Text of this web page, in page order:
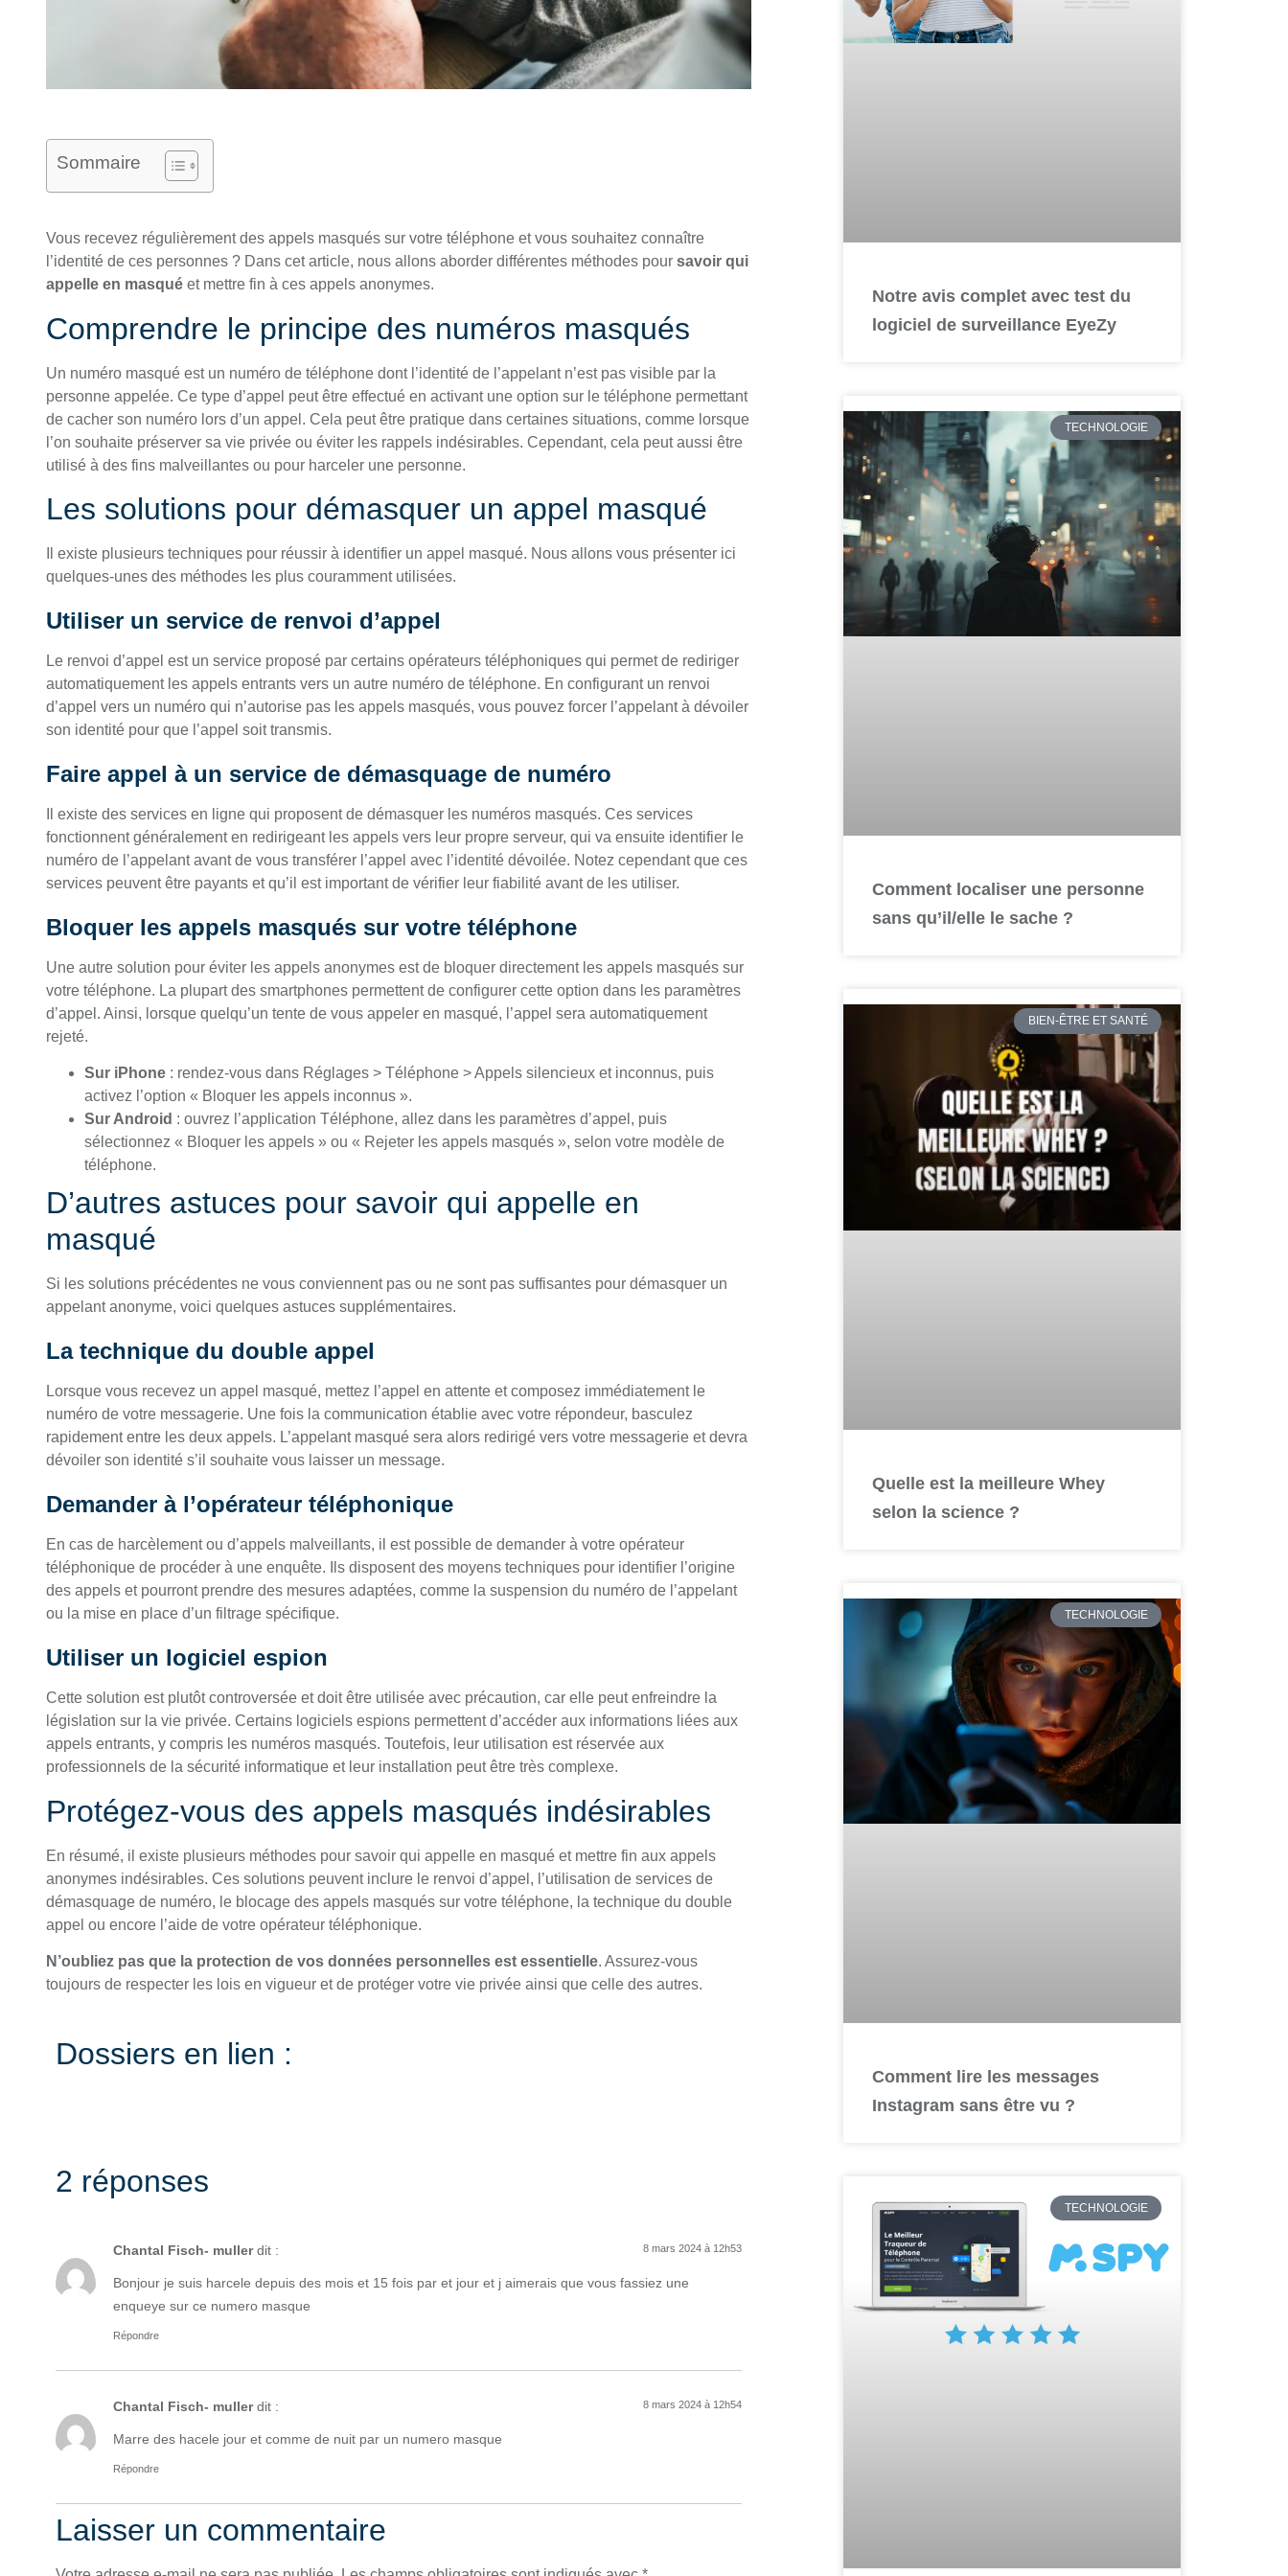
Sommaire
Vous recevez régulièrement des appels masqués sur votre téléphone et vous souhaitez connaître
l’identité de ces personnes ? Dans cet article, nous allons aborder différentes méthodes pour savoir qui
appelle en masqué et mettre fin à ces appels anonymes.
Comprendre le principe des numéros masqués
Un numéro masqué est un numéro de téléphone dont l’identité de l’appelant n’est pas visible par la
personne appelée. Ce type d’appel peut être effectué en activant une option sur le téléphone permettant
de cacher son numéro lors d’un appel. Cela peut être pratique dans certaines situations, comme lorsque
l’on souhaite préserver sa vie privée ou éviter les rappels indésirables. Cependant, cela peut aussi être
utilisé à des fins malveillantes ou pour harceler une personne.
Les solutions pour démasquer un appel masqué
Il existe plusieurs techniques pour réussir à identifier un appel masqué. Nous allons vous présenter ici
quelques-unes des méthodes les plus couramment utilisées.
Utiliser un service de renvoi d’appel
Le renvoi d’appel est un service proposé par certains opérateurs téléphoniques qui permet de rediriger
automatiquement les appels entrants vers un autre numéro de téléphone. En configurant un renvoi
d’appel vers un numéro qui n’autorise pas les appels masqués, vous pouvez forcer l’appelant à dévoiler
son identité pour que l’appel soit transmis.
Faire appel à un service de démasquage de numéro
Il existe des services en ligne qui proposent de démasquer les numéros masqués. Ces services
fonctionnent généralement en redirigeant les appels vers leur propre serveur, qui va ensuite identifier le
numéro de l’appelant avant de vous transférer l’appel avec l’identité dévoilée. Notez cependant que ces
services peuvent être payants et qu’il est important de vérifier leur fiabilité avant de les utiliser.
Bloquer les appels masqués sur votre téléphone
Une autre solution pour éviter les appels anonymes est de bloquer directement les appels masqués sur
votre téléphone. La plupart des smartphones permettent de configurer cette option dans les paramètres
d’appel. Ainsi, lorsque quelqu’un tente de vous appeler en masqué, l’appel sera automatiquement
rejeté.
Sur iPhone : rendez-vous dans Réglages > Téléphone > Appels silencieux et inconnus, puis
activez l’option « Bloquer les appels inconnus ».
Sur Android : ouvrez l’application Téléphone, allez dans les paramètres d’appel, puis
sélectionnez « Bloquer les appels » ou « Rejeter les appels masqués », selon votre modèle de
téléphone.
D’autres astuces pour savoir qui appelle en
masqué
Si les solutions précédentes ne vous conviennent pas ou ne sont pas suffisantes pour démasquer un
appelant anonyme, voici quelques astuces supplémentaires.
La technique du double appel
Lorsque vous recevez un appel masqué, mettez l’appel en attente et composez immédiatement le
numéro de votre messagerie. Une fois la communication établie avec votre répondeur, basculez
rapidement entre les deux appels. L’appelant masqué sera alors redirigé vers votre messagerie et devra
dévoiler son identité s’il souhaite vous laisser un message.
Demander à l’opérateur téléphonique
En cas de harcèlement ou d’appels malveillants, il est possible de demander à votre opérateur
téléphonique de procéder à une enquête. Ils disposent des moyens techniques pour identifier l’origine
des appels et pourront prendre des mesures adaptées, comme la suspension du numéro de l’appelant
ou la mise en place d’un filtrage spécifique.
Utiliser un logiciel espion
Cette solution est plutôt controversée et doit être utilisée avec précaution, car elle peut enfreindre la
législation sur la vie privée. Certains logiciels espions permettent d’accéder aux informations liées aux
appels entrants, y compris les numéros masqués. Toutefois, leur utilisation est réservée aux
professionnels de la sécurité informatique et leur installation peut être très complexe.
Protégez-vous des appels masqués indésirables
En résumé, il existe plusieurs méthodes pour savoir qui appelle en masqué et mettre fin aux appels
anonymes indésirables. Ces solutions peuvent inclure le renvoi d’appel, l’utilisation de services de
démasquage de numéro, le blocage des appels masqués sur votre téléphone, la technique du double
appel ou encore l’aide de votre opérateur téléphonique.
N’oubliez pas que la protection de vos données personnelles est essentielle. Assurez-vous
toujours de respecter les lois en vigueur et de protéger votre vie privée ainsi que celle des autres.
Dossiers en lien :
2 réponses
Chantal Fisch- muller dit : 8 mars 2024 à 12h53
Bonjour je suis harcele depuis des mois et 15 fois par et jour et j aimerais que vous fassiez une
enqueye sur ce numero masque
Répondre
Chantal Fisch- muller dit : 8 mars 2024 à 12h54
Marre des hacele jour et comme de nuit par un numero masque
Répondre
Laisser un commentaire
Notre avis complet avec test du
logiciel de surveillance EyeZy
TECHNOLOGIE
Comment localiser une personne
sans qu’il/elle le sache ?
BIEN-ÊTRE ET SANTÉ
Quelle est la meilleure Whey
selon la science ?
TECHNOLOGIE
Comment lire les messages
Instagram sans être vu ?
TECHNOLOGIE